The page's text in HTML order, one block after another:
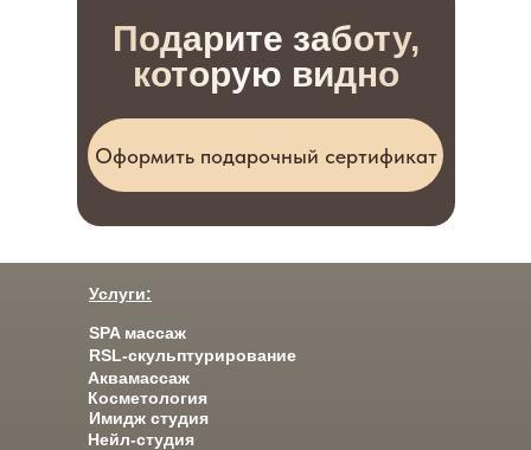
Подарите заботу,
которую видно
Оформить подарочный сертификат
SPA массаж
Услуги:
RSL-скульптурирование
Аквамассаж
Имидж студия
Косметология
Нейл-студия